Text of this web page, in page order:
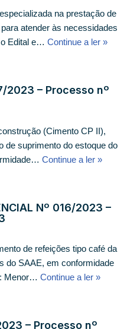
na prestação de
atender às necessidades
Edital e… Continue a ler »
2023 – Processo nº
(Cimento CP II),
de suprimento do estoque do
Continue a ler »
Nº 016/2023 –
de refeições tipo café da
do SAAE, em conformidade
Menor… Continue a ler »
– Processo nº